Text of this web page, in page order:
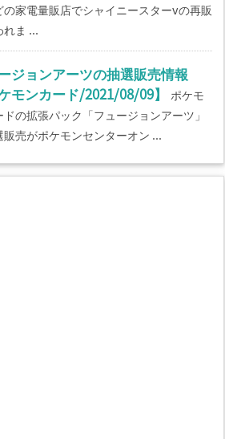
の家電量販店でシャイニースターvの再販
ま ...
ジョンアーツの抽選販売情報
モンカード/2021/08/09】
ポケモ
ドの拡張パック「フュージョンアーツ」
販売がポケモンセンターオン ...